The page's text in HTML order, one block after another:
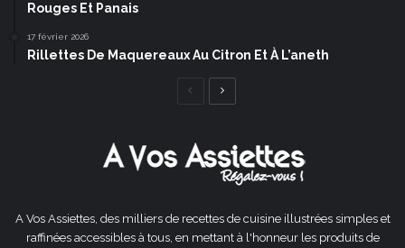
Rouges Et Panais
17 février 2026
Rillettes De Maquereaux Au Citron Et À L’aneth
Page
A Vos Assiettes, des milliers de recettes de cuisine illustrées simples et
raffinées accessibles à tous, en mettant à l'honneur les produits de